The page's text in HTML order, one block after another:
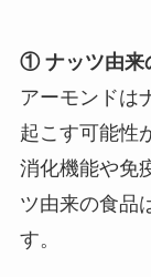
① ナッツ由来
アーモンドは
起こす可能性
消化機能や免
ツ由来の食品
す。